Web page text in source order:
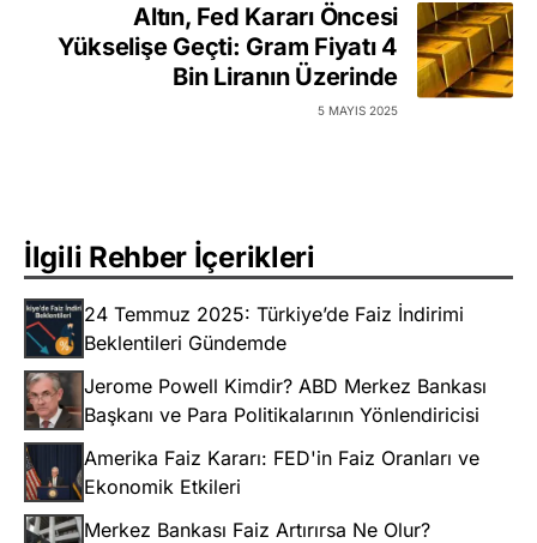
Altın, Fed Kararı Öncesi
Yükselişe Geçti: Gram Fiyatı 4
Bin Liranın Üzerinde
5 MAYIS 2025
İlgili Rehber İçerikleri
24 Temmuz 2025: Türkiye’de Faiz İndirimi
Beklentileri Gündemde
Jerome Powell Kimdir? ABD Merkez Bankası
Başkanı ve Para Politikalarının Yönlendiricisi
Amerika Faiz Kararı: FED'in Faiz Oranları ve
Ekonomik Etkileri
Merkez Bankası Faiz Artırırsa Ne Olur?